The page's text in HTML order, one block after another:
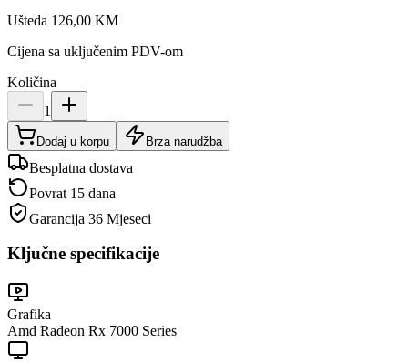
Ušteda 126,00 KM
Cijena sa uključenim PDV-om
Količina
1
Dodaj u korpu Brza narudžba
Besplatna dostava
Povrat 15 dana
Garancija 36 Mjeseci
Ključne specifikacije
Grafika
Amd Radeon Rx 7000 Series